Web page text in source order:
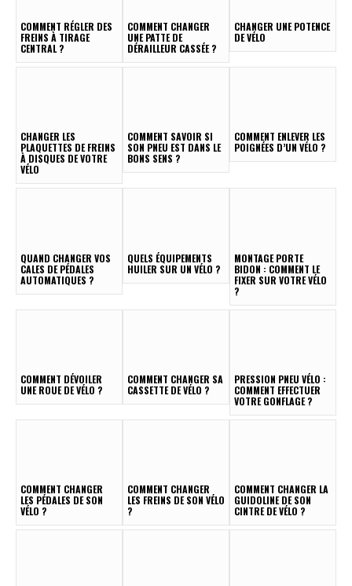
COMMENT RÉGLER DES
FREINS À TIRAGE
CENTRAL ?
COMMENT CHANGER
UNE PATTE DE
DÉRAILLEUR CASSÉE ?
CHANGER UNE POTENCE
DE VÉLO
CHANGER LES
PLAQUETTES DE FREINS
À DISQUES DE VOTRE
VÉLO
COMMENT SAVOIR SI
SON PNEU EST DANS LE
BONS SENS ?
COMMENT ENLEVER LES
POIGNÉES D’UN VÉLO ?
QUAND CHANGER VOS
CALES DE PÉDALES
AUTOMATIQUES ?
QUELS ÉQUIPEMENTS
HUILER SUR UN VÉLO ?
MONTAGE PORTE
BIDON : COMMENT LE
FIXER SUR VOTRE VÉLO
?
COMMENT DÉVOILER
UNE ROUE DE VÉLO ?
COMMENT CHANGER SA
CASSETTE DE VÉLO ?
PRESSION PNEU VÉLO :
COMMENT EFFECTUER
VOTRE GONFLAGE ?
COMMENT CHANGER
LES PÉDALES DE SON
VÉLO ?
COMMENT CHANGER
LES FREINS DE SON VÉLO
?
COMMENT CHANGER LA
GUIDOLINE DE SON
CINTRE DE VÉLO ?